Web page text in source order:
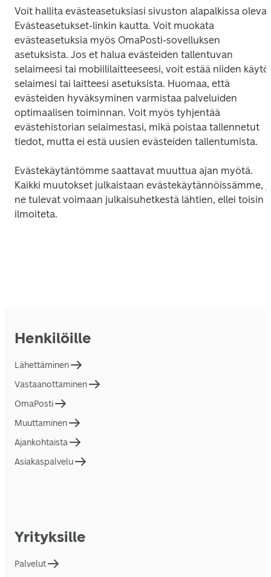
Voit hallita evästeasetuksiasi sivuston alapalkissa
Evästeasetukset-linkin kautta. Voit muokata
evästeasetuksia myös OmaPosti-sovelluksen
asetuksista. Jos et halua evästeiden tallentuvan
selaimeesi tai mobiililaitteeseesi, voit estää niiden
selaimesi tai laitteesi asetuksista. Huomaa, että
evästeiden hyväksyminen varmistaa palveluiden
optimaalisen toiminnan. Voit myös tyhjentää
evästehistorian selaimestasi, mikä poistaa tallennetut
tiedot, mutta ei estä uusien evästeiden tallentumista.
Evästekäytäntömme saattavat muuttua ajan myötä.
Kaikki muutokset julkaistaan evästekäytännöissämme,
ne tulevat voimaan julkaisuhetkestä lähtien, ellei toisin
ilmoiteta.
Henkilöille
Lähettäminen
Vastaanottaminen
OmaPosti
Muuttaminen
Ajankohtaista
Asiakaspalvelu
Yrityksille
Palvelut